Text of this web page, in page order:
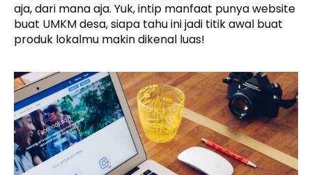
aja, dari mana aja. Yuk, intip manfaat punya website
buat UMKM desa, siapa tahu ini jadi titik awal buat
produk lokalmu makin dikenal luas!